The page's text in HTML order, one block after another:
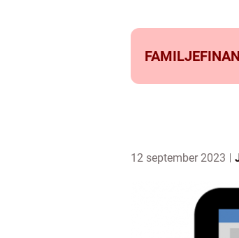
12 september 2023